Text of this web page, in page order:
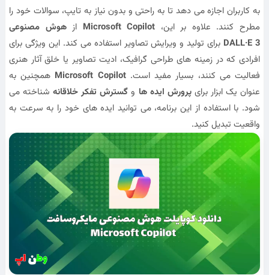
به کاربران اجازه می دهد تا به راحتی و بدون نیاز به تایپ، سوالات خود را
مطرح کنند. علاوه بر این، Microsoft Copilot ازهوش مصنوعی
DALL·E 3 برای تولید و ویرایش تصاویر استفاده می کند. این ویژگی برای
افرادی که در زمینه های طراحی گرافیک، ادیت تصاویر یا خلق آثار هنری
فعالیت می کنند، بسیار مفید است.Microsoft Copilot همچنین به
عنوان یک ابزار برایپرورش ایده ها و گسترش تفکر خلاقانهشناخته می
شود. با استفاده از این برنامه، می توانید ایده های خود را به سرعت به
واقعیت تبدیل کنید.